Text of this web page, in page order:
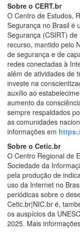
Sobre o CERT.br
O Centro de Estudos,
Segurança no Brasil é
Segurança (CSIRT)
recurso, mantido pelo
de segurança e de
redes conectadas à
além de atividades de
investe na
auxílio ao
aumento da
sempre respaldados
as comunidades
informações em
Sobre o Cetic.br
O Centro Regional de
Sociedade da
pela produção de
uso da Internet no
periódicas sobre o
Cetic.br|NIC.br é,
os auspícios da
2025. Mais